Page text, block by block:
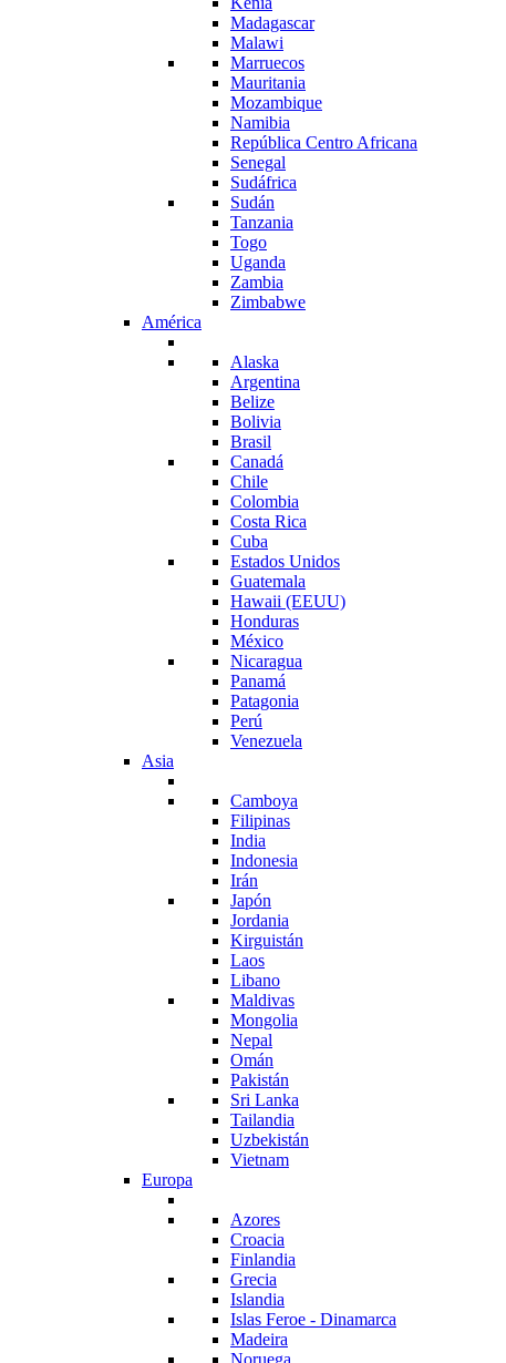
Madagascar
Malawi
Marruecos
Mauritania
Mozambique
Namibia
República Centro Africana
Senegal
Sudáfrica
Sudán
Tanzania
Togo
Uganda
Zambia
Zimbabwe
América
Alaska
Argentina
Belize
Bolivia
Brasil
Canadá
Chile
Colombia
Costa Rica
Cuba
Estados Unidos
Guatemala
Hawaii (EEUU)
Honduras
México
Nicaragua
Panamá
Patagonia
Perú
Venezuela
Asia
Camboya
Filipinas
India
Indonesia
Irán
Japón
Jordania
Kirguistán
Laos
Libano
Maldivas
Mongolia
Nepal
Omán
Pakistán
Sri Lanka
Tailandia
Uzbekistán
Vietnam
Europa
Azores
Croacia
Finlandia
Grecia
Islandia
Islas Feroe - Dinamarca
Madeira
Noruega